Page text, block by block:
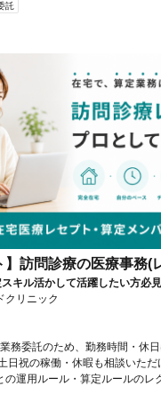
託
】訪問診療の医療事務(
キル活かして活躍したい方必
療レセプト算定（成果報酬型／
クリニック
務委託のため、勤務時間・休
日祝の稼働・休暇も相談いただ
の運用ルール・算定ルールのレ